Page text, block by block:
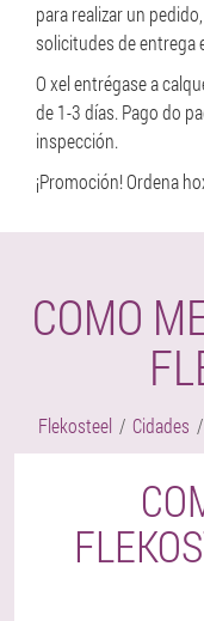
para realizar un
solicitudes de entrega
O xel entrégase a
de 1-3 días. Pago do
inspección.
¡Promoción! Ordena
COMO
Flekosteel Cidades